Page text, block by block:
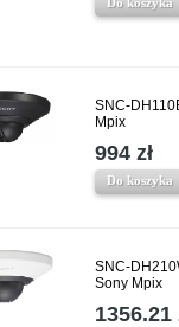
SNC-
Mpix
994 zł
Do koszyka
SNC-
Sony Mpix
1356.21